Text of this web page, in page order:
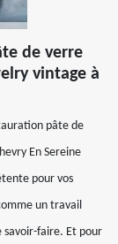
de verre
vintage à
pâte de
En Sereine
pour vos
un travail
savoir-faire. Et pour